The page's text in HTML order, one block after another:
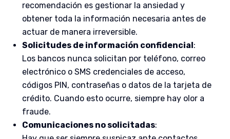
recomendación es gestionar la ansiedad y
obtener toda la información necesaria antes de
actuar de manera irreversible.
Solicitudes de información confidencial:
Los bancos nunca solicitan por teléfono, correo
electrónico o SMS credenciales de acceso,
códigos PIN, contraseñas o datos de la tarjeta de
crédito. Cuando esto ocurre, siempre hay olor a
fraude.
Comunicaciones no solicitadas: